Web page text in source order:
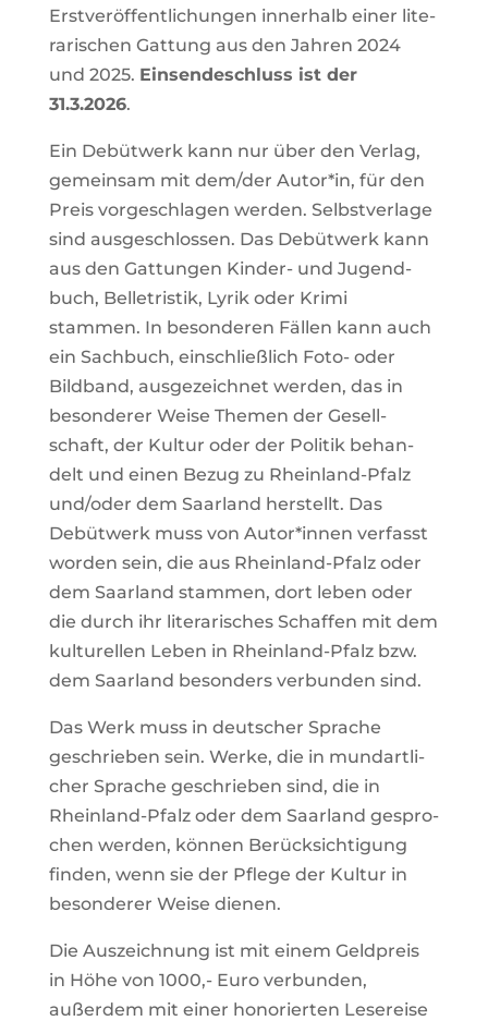
Erst­ver­öf­fent­li­chungen inner­halb einer lite­
ra­ri­schen Gat­tung aus den Jahren 2024
und 2025. Ein­sen­de­schluss ist der
31.3.2026.
Ein Debüt­werk kann nur über den Verlag,
gemeinsam mit dem/der Autor*in, für den
Preis vor­ge­schlagen werden. Selbst­ver­lage
sind aus­ge­schlossen. Das Debüt­werk kann
aus den Gat­tungen Kinder- und Jugend­
buch, Bel­le­tristik, Lyrik oder Krimi
stammen. In beson­deren Fällen kann auch
ein Sach­buch, ein­schließ­lich Foto- oder
Bild­band, aus­ge­zeichnet werden, das in
beson­derer Weise Themen der Gesell­
schaft, der Kultur oder der Politik behan­
delt und einen Bezug zu Rhein­land-Pfalz
und/oder dem Saar­land her­stellt. Das
Debüt­werk muss von Autor*innen ver­fasst
worden sein, die aus Rhein­land-Pfalz oder
dem Saar­land stammen, dort leben oder
die durch ihr lite­ra­ri­sches Schaffen mit dem
kul­tu­rellen Leben in Rhein­land-Pfalz bzw.
dem Saar­land beson­ders ver­bunden sind.
Das Werk muss in deut­scher Sprache
geschrieben sein. Werke, die in mund­art­li­
cher Sprache geschrieben sind, die in
Rhein­land-Pfalz oder dem Saar­land gespro­
chen werden, können Berück­sich­ti­gung
finden, wenn sie der Pflege der Kultur in
beson­derer Weise dienen.
Die Aus­zeich­nung ist mit einem Geld­preis
in Höhe von 1000,- Euro ver­bunden,
außerdem mit einer hono­rierten Lese­reise